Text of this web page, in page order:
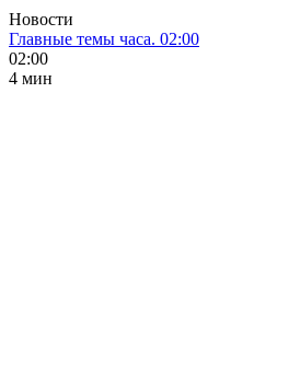
Новости
Главные темы часа. 02:00
02:00
4 мин